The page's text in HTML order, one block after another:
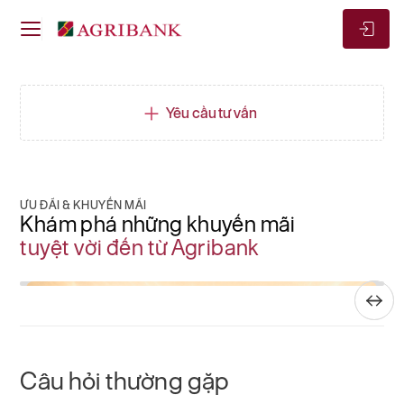
Yêu cầu tư vấn
ƯU ĐÃI & KHUYẾN MÃI
Khám phá những khuyến mãi
tuyệt vời đến từ Agribank
Câu hỏi thường gặp